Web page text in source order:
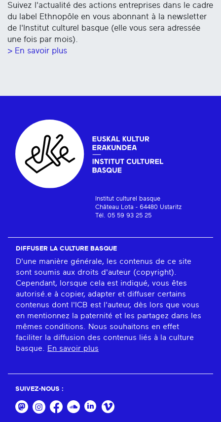
Suivez l'actualité des actions entreprises dans le cadre
du label Ethnopôle en vous abonnant à la newsletter
de l'Institut culturel basque (elle vous sera adressée
une fois par mois).
> En savoir plus
Institut culturel basque
Château Lota - 64480 Ustaritz
Tél. 05 59 93 25 25
DIFFUSER LA CULTURE BASQUE
D'une manière générale, les contenus de ce site
sont soumis aux droits d'auteur (copyright).
Cependant, lorsque cela est indiqué, vous êtes
autorisé.e à copier, adapter et diffuser certains
contenus dont l'ICB est l'auteur, dès lors que vous
en mentionnez la paternité et les partagez dans les
mêmes conditions. Nous souhaitons en effet
faciliter la diffusion des contenus liés à la culture
basque.
En savoir plus
SUIVEZ-NOUS :